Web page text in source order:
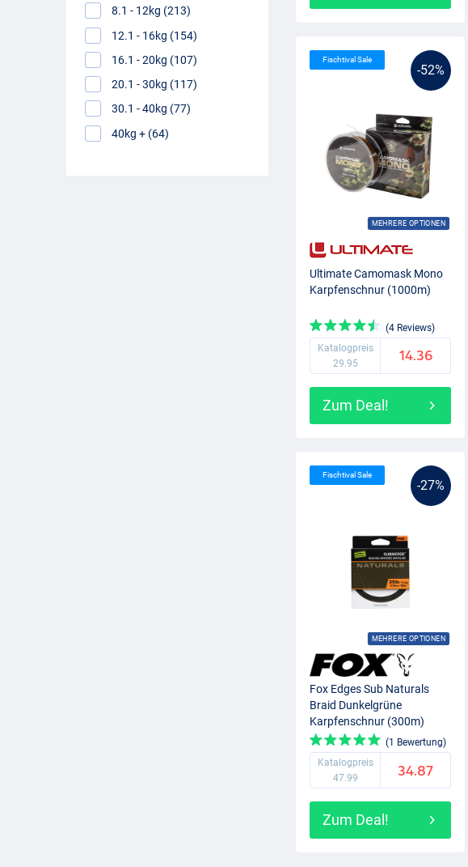
8.1 - 12kg (213)
12.1 - 16kg (154)
16.1 - 20kg (107)
20.1 - 30kg (117)
30.1 - 40kg (77)
40kg + (64)
-52%
MEHRERE OPTIONEN
Fischtival Sale
Ultimate Camomask Mono
Karpfenschnur (1000m)
(4 Reviews)
Katalogpreis
29.95
14.36
Zum Deal!
-27%
MEHRERE OPTIONEN
Fischtival Sale
Fox Edges Sub Naturals
Braid Dunkelgrüne
Karpfenschnur (300m)
(1 Bewertung)
Katalogpreis
47.99
34.87
Zum Deal!